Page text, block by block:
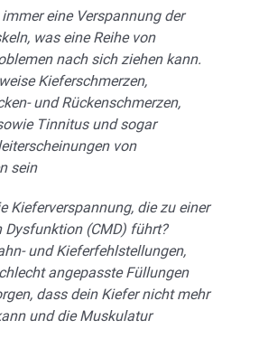
eine Verspannung der
was eine Reihe von
nach sich ziehen kann.
Kieferschmerzen,
und Rückenschmerzen,
Tinnitus und sogar
von
sein
Kieferverspannung, die zu einer
Dysfunktion (CMD) führt?
und Kieferfehlstellungen,
angepasste Füllungen
dass dein Kiefer nicht mehr
und die Muskulatur